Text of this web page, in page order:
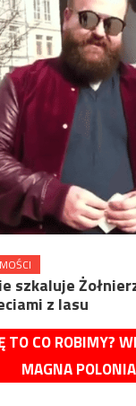
szkaluje
z lasu
TO CO ROBIMY?
MAGNA